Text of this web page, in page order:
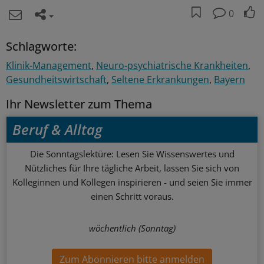
0
Schlagworte:
Klinik-Management Neuro-psychiatrische Krankheiten
Gesundheitswirtschaft Seltene Erkrankungen Bayern
Ihr Newsletter zum Thema
Beruf & Alltag
Die Sonntagslektüre: Lesen Sie Wissenswertes und
Nützliches für Ihre tägliche Arbeit, lassen Sie sich von
Kolleginnen und Kollegen inspirieren - und seien Sie immer
einen Schritt voraus.
wöchentlich (Sonntag)
Zum Abonnieren bitte anmelden